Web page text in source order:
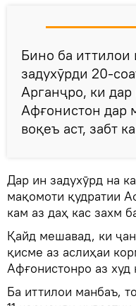
Бино ба иттилои
задухӯрди 20-
Арганҷро, ки
Афғонистон дар
воқеъ аст, забт
Дар ин задухӯрд на
мақомоти қудратии
кам аз даҳ кас захм
Қайд мешавад, ки
қисме аз аслиҳаи
Афғонистонро аз худ
Ба иттилои манбаъ,